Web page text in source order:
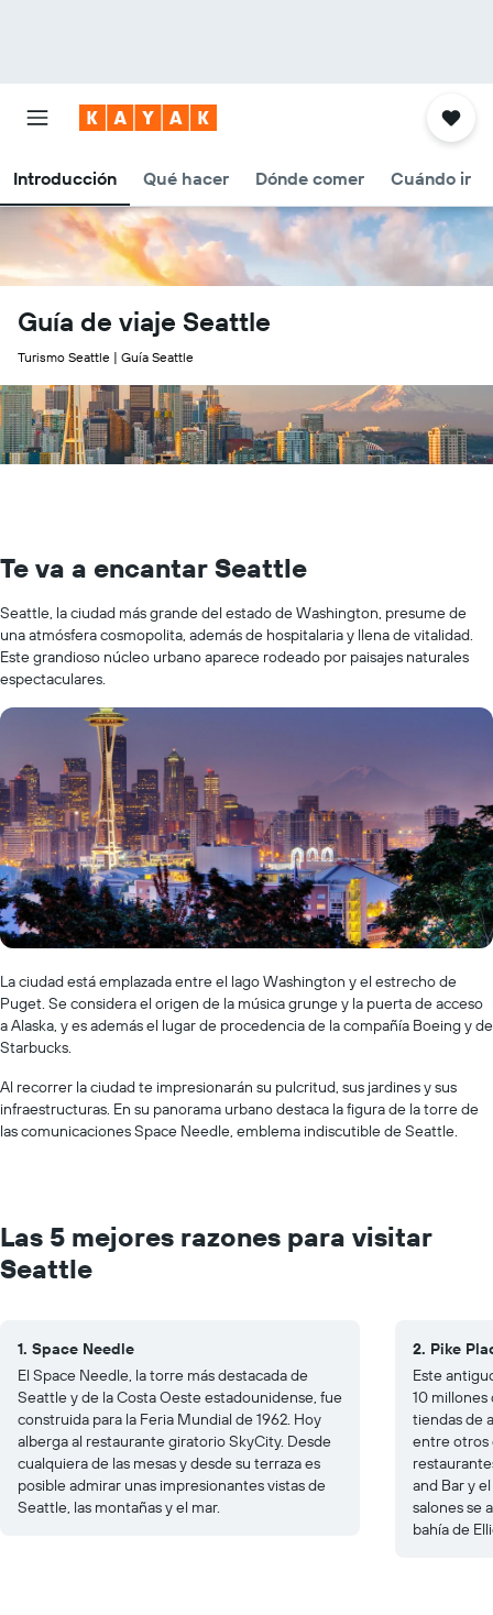
Introducción Qué hacer Dónde comer Cuándo ir
Guía de viaje Seattle
Turismo Seattle | Guía Seattle
Te va a encantar Seattle
Seattle, la ciudad más grande del estado de Washington, presume de
una atmósfera cosmopolita, además de hospitalaria y llena de vitalidad.
Este grandioso núcleo urbano aparece rodeado por paisajes naturales
espectaculares.
La ciudad está emplazada entre el lago Washington y el estrecho de
Puget. Se considera el origen de la música grunge y la puerta de acceso
a Alaska, y es además el lugar de procedencia de la compañía Boeing y de
Starbucks.
Al recorrer la ciudad te impresionarán su pulcritud, sus jardines y sus
infraestructuras. En su panorama urbano destaca la figura de la torre de
las comunicaciones Space Needle, emblema indiscutible de Seattle.
Las 5 mejores razones para visitar
Seattle
1. Space Needle
El Space Needle, la torre más destacada de
Seattle y de la Costa Oeste estadounidense, fue
construida para la Feria Mundial de 1962. Hoy
alberga al restaurante giratorio SkyCity. Desde
cualquiera de las mesas y desde su terraza es
posible admirar unas impresionantes vistas de
Seattle, las montañas y el mar.
2. Pike
Este
10 millones
tiendas de
entre otros
and Bar y
salones se
bahía de